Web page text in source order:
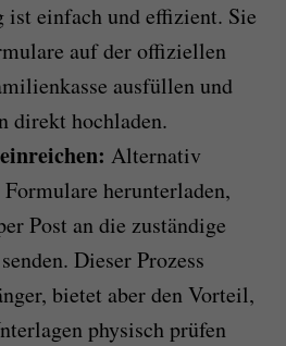
einfach und effizient. Sie
auf der offiziellen
ausfüllen und
direkt hochladen.
Alternativ
herunterladen,
Post an die zuständige
Dieser Prozess
bietet aber den Vorteil,
physisch prüfen